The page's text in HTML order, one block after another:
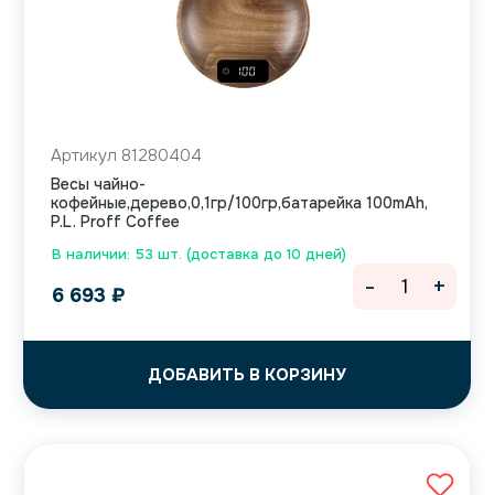
В наличии: 53 шт. (доставка до 10 дней)
Артикул 81280404
Весы чайно-
кофейные,дерево,0,1гр/100гр,батарейка 100mAh,
P.L. Proff Coffee
6 693 ₽
ДОБАВИТЬ В КОРЗИНУ
- +